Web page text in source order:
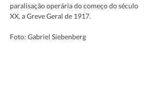
paralisação operária do começo do século
XX, a Greve Geral de 1917.
Foto: Gabriel Siebenberg